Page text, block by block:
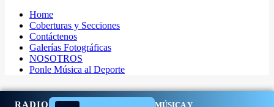
RADIO MÚSICA Y
Home
Coberturas y Secciones
Contáctenos
Galerías Fotográficas
NOSOTROS
Ponle Música al Deporte